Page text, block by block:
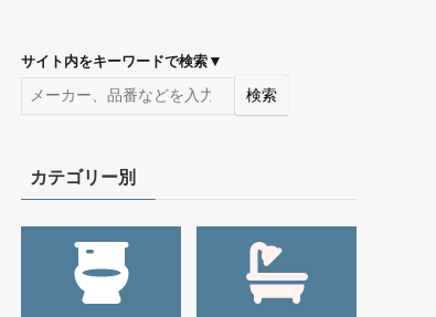
サイト内をキーワードで検索 ▼
検索
カテゴリー別